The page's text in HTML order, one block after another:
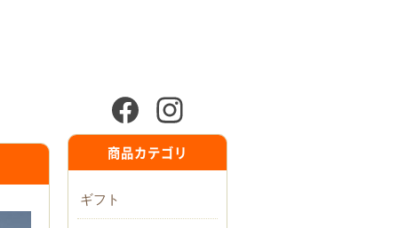
商品カテゴリ
ギフト